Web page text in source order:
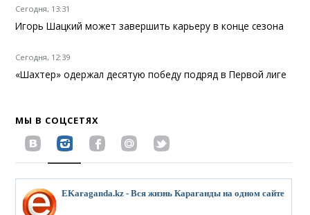
Сегодня, 13:31
Игорь Шацкий может завершить карьеру в конце сезона
Сегодня, 12:39
«Шахтер» одержал десятую победу подряд в Первой лиге
МЫ В СОЦСЕТЯХ
EKaraganda.kz - Вся жизнь Караганды на одном сайте